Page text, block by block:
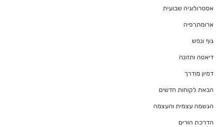
אסטרולוגיה שבועית
ארומתרפיה
גוף ונפש
דיאטה ותזונה
דמיון מודרך
הבאת לקוחות חדשים
הגשמה עצמית והעצמה
הדרכת הורים